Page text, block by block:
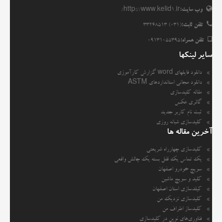
وب سایت: http://www.kelid1.ir/
تلفن ثابت:(031) 33248513
تلفن همراه:09131055395
سایر لینکها
دانلود فایلهای word گزارش کارآموزی
دانلود مجانی استانداردهای ASTM
مقاله کلیدسازی
گالری عکس
ثبت نام کاربر جدید
کلیدسازی شبانه روزی
آخرین مقاله ها
کلیدسازی چهارراه شریعتی
یک تماس یک قفل بسته یک چالش واقعی
سویچ خودرو اصفهان
کلید و سویچ ماشین
کیلدسازی استان اصفهان
کلیدسازی نزدیک من
کلیدساز اطراف من
فناوری‌های نوین در کلیدسازی